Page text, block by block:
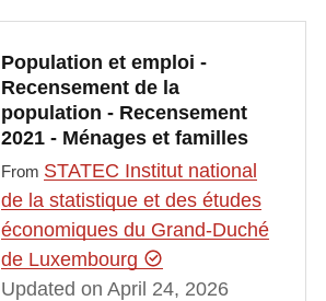
Population et emploi -
Recensement de la
population - Recensement
2021 - Ménages et familles
From STATEC Institut national
de la statistique et des études
économiques du Grand-Duché
de Luxembourg
Updated on April 24, 2026